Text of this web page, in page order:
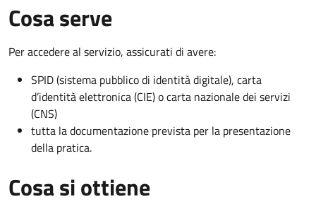
Cosa serve
Per accedere al servizio, assicurati di avere:
SPID (sistema pubblico di identità digitale), carta
d’identità elettronica (CIE) o carta nazionale dei servizi
(CNS)
tutta la documentazione prevista per la presentazione
della pratica.
Cosa si ottiene